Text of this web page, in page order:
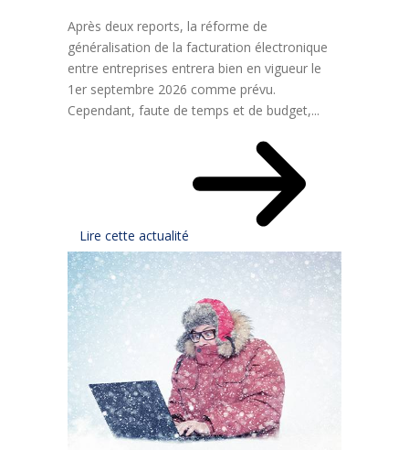
Après deux reports, la réforme de
généralisation de la facturation électronique
entre entreprises entrera bien en vigueur le
1er septembre 2026 comme prévu.
Cependant, faute de temps et de budget,...
Lire cette actualité